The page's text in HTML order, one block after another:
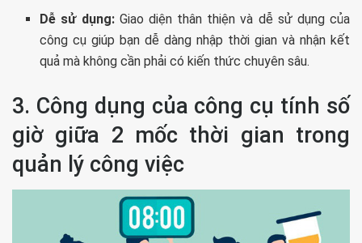
Dễ sử dụng: Giao diện thân thiện và dễ sử dụng của
công cụ giúp bạn dễ dàng nhập thời gian và nhận kết
quả mà không cần phải có kiến thức chuyên sâu.
3. Công dụng của công cụ tính số
giờ giữa 2 mốc thời gian trong
quản lý công việc